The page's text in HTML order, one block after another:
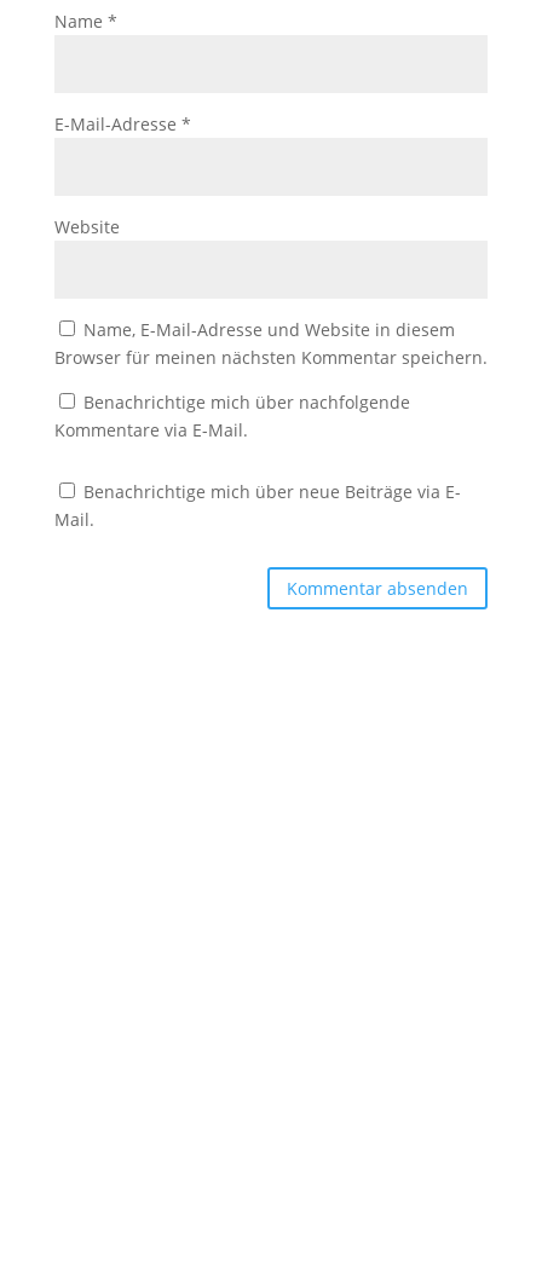
Name *
E-Mail-Adresse *
Website
Name, E-Mail-Adresse und Website in diesem
Browser für meinen nächsten Kommentar speichern.
Benachrichtige mich über nachfolgende
Kommentare via E-Mail.
Benachrichtige mich über neue Beiträge via E-
Mail.